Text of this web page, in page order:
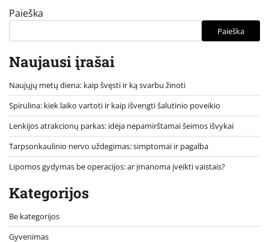
Paieška
Paieška
Naujausi įrašai
Naujųjų metų diena: kaip švęsti ir ką svarbu žinoti
Spirulina: kiek laiko vartoti ir kaip išvengti šalutinio poveikio
Lenkijos atrakcionų parkas: idėja nepamirštamai šeimos išvykai
Tarpsonkaulinio nervo uždegimas: simptomai ir pagalba
Lipomos gydymas be operacijos: ar įmanoma įveikti vaistais?
Kategorijos
Be kategorijos
Gyvenimas